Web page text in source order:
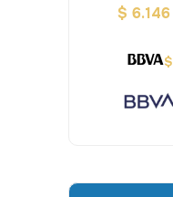
$ 6.146
$